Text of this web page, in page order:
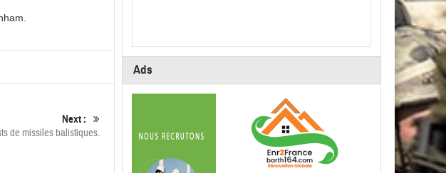
Next :
de missiles balistiques.
Ads